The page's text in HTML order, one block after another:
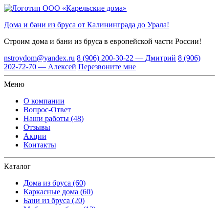
Дома и бани из бруса от Калининграда до Урала!
Строим дома и бани из бруса в европейской части России!
nstroydom@yandex.ru 8 (906) 200-30-22 — Дмитрий 8 (906)
202-72-70 — Алексей Перезвоните мне
Меню
О компании
Вопрос-Ответ
Наши работы (48)
Отзывы
Акции
Контакты
Каталог
Дома из бруса (60)
Каркасные дома (60)
Бани из бруса (20)